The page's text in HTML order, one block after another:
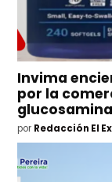
Invima
por la
glucosamina
por Redacción El